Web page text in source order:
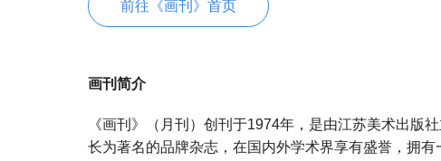
前往《画刊》首页
画刊简介
《画刊》（月刊）创刊于1974年，是由江苏美术出版
长为著名的品牌杂志，在国内外学术界享有盛誉，拥